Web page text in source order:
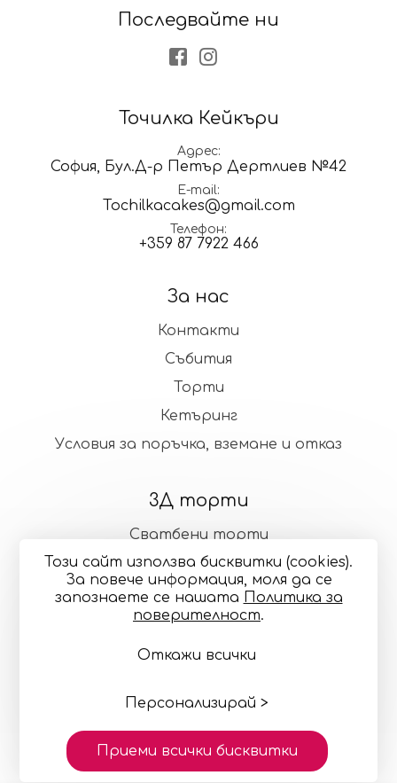
За нас
Контакти
Събития
Торти
Кетъринг
Условия за поръчка, вземане и отказ
3Д торти
Сватбени торти
Стандартни торти
Точилка Кейкъри
Адрес
София, Бул.Д-р Петър Дертлиев №42
E-mail
Tochilkacakes@gmail.com
Телефон
+359 87 7922 466
Последвайте ни
Facebook
правото на малки корекции в декорацията и
цветовете
Онлайн разрешаване на спорове
Изработка на сайт върху Creativiso® Xpress™
(v1.50.18)
* 1 EUR = 1.95583 BGN
Този сайт използва бисквитки (cookies).
За повече информация, моля да се
запознаете се нашaтa Политика за
поверителност.
Откажи всички
Персонализирай >
Приеми всички бисквитки